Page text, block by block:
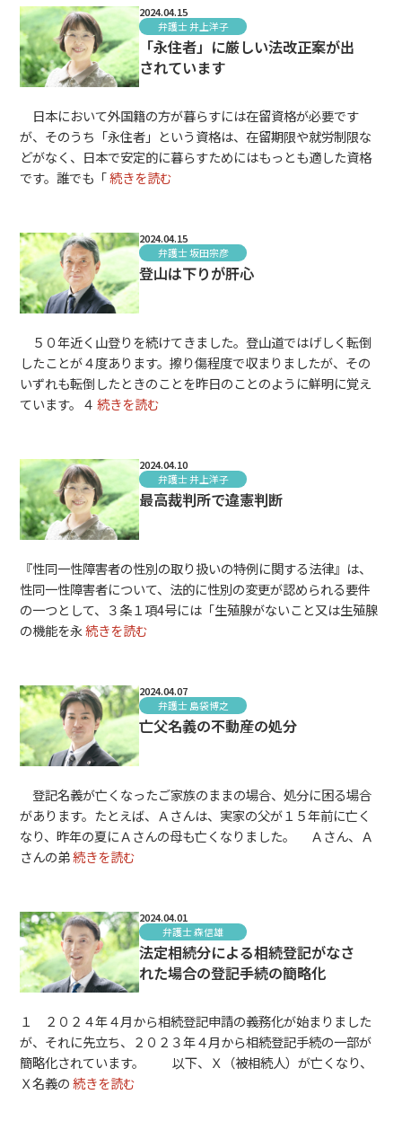
2024.04.15
弁護士 井上洋子
「永住者」に厳しい法改正案が出
されています
日本において外国籍の方が暮らすには在留資格が必要です
が、そのうち「永住者」という資格は、在留期限や就労制限な
どがなく、日本で安定的に暮らすためにはもっとも適した資格
です。誰でも「続きを読む
2024.04.15
弁護士 坂田宗彦
登山は下りが肝心
５０年近く山登りを続けてきました。登山道ではげしく転倒
したことが４度あります。擦り傷程度で収まりましたが、その
いずれも転倒したときのことを昨日のことのように鮮明に覚え
ています。４ 続きを読む
2024.04.10
弁護士 井上洋子
最高裁判所で違憲判断
『性同一性障害者の性別の取り扱いの特例に関する法律』は、
性同一性障害者について、法的に性別の変更が認められる要件
の一つとして、３条１項4号には「生殖腺がないこと又は生殖腺
の機能を永 続きを読む
2024.04.07
弁護士 島袋博之
亡父名義の不動産の処分
登記名義が亡くなったご家族のままの場合、処分に困る場合
があります。たとえば、Ａさんは、実家の父が１５年前に亡く
なり、昨年の夏にＡさんの母も亡くなりました。 Ａさん、Ａ
さんの弟続きを読む
2024.04.01
弁護士 森信雄
法定相続分による相続登記がなさ
れた場合の登記手続の簡略化
１ ２０２４年４月から相続登記申請の義務化が始まりました
が、それに先立ち、２０２３年４月から相続登記手続の一部が
簡略化されています。 以下、Ｘ（被相続人）が亡くなり、
Ｘ名義の 続きを読む